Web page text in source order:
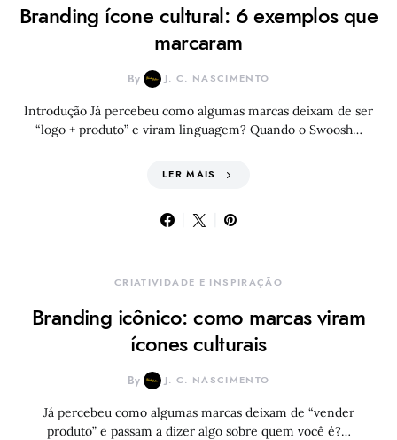
Branding ícone cultural: 6 exemplos que
marcaram
By J. C. NASCIMENTO
Introdução Já percebeu como algumas marcas deixam de ser
“logo + produto” e viram linguagem? Quando o Swoosh…
LER MAIS
CRIATIVIDADE E INSPIRAÇÃO
Branding icônico: como marcas viram
ícones culturais
By J. C. NASCIMENTO
Já percebeu como algumas marcas deixam de “vender
produto” e passam a dizer algo sobre quem você é?…